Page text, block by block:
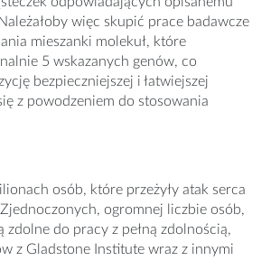
więc skupić prace badawcze
mieszanki molekuł, które
5 wskazanych genów, co
bezpieczniejszej i łatwiejszej
z powodzeniem do stosowania
osób, które przeżyły atak serca
ogromnej liczbie osób,
zdolne do pracy z pełną zdolnością,
z Gladstone Institute wraz z innymi